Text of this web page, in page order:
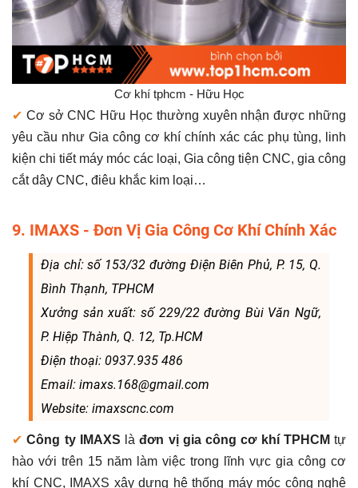
Cơ khí tphcm - Hữu Học
✔ Cơ sở CNC Hữu Học thường xuyên nhận được những
yêu cầu như Gia công cơ khí chính xác các phụ tùng, linh
kiện chi tiết máy móc các loại, Gia công tiện CNC, gia công
cắt dây CNC, điêu khắc kim loại…
9. IMAXS - Đơn Vị Gia Công Cơ Khí Chính Xác
Địa chỉ: số 153/32 đường Điện Biên Phủ, P. 15, Q.
Bình Thạnh, TPHCM
Xưởng sản xuất: số 229/22 đường Bùi Văn Ngữ,
P. Hiệp Thành, Q. 12, Tp.HCM
Điện thoại: 0937.935 486
Email: imaxs.168@gmail.com
Website: imaxscnc.com
✔Công ty IMAXS làđơn vị gia công cơ khí TPHCM tự
hào với trên 15 năm làm việc trong lĩnh vực gia công cơ
khí CNC, IMAXS xây dựng hệ thống máy móc công nghệ